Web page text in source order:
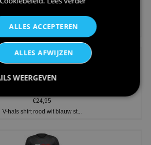
€24,95
Koningsdag shirt heren v-hals ...
€24,95
V-hals shirt rood wit blauw st...
ALLES ACCEPTEREN
ALLES AFWIJZEN
WEERGEVEN